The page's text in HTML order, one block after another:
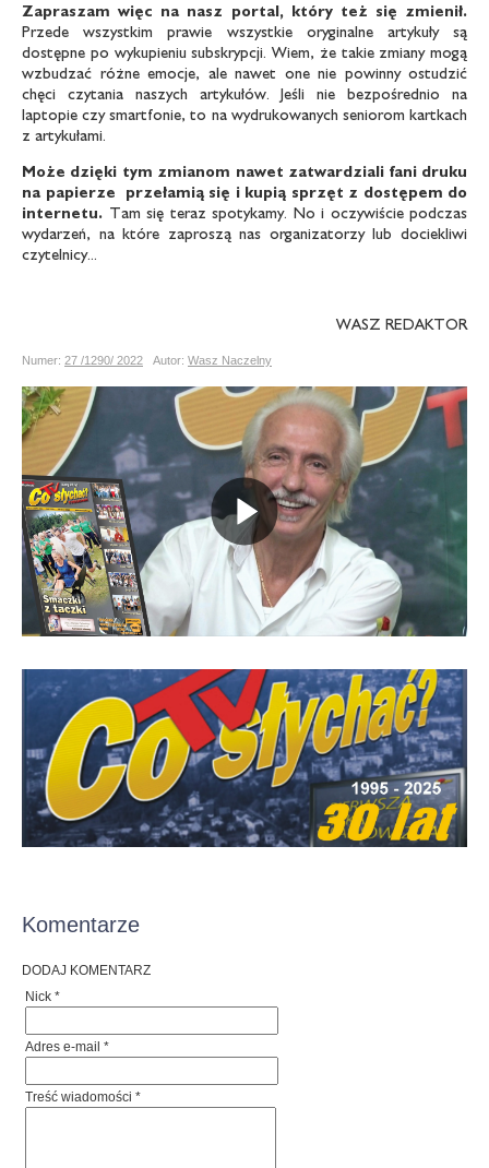
Zapraszam więc na nasz portal, który też się zmienił.
Przede wszystkim prawie wszystkie oryginalne artykuły są
dostępne po wykupieniu subskrypcji. Wiem, że takie zmiany mogą
wzbudzać różne emocje, ale nawet one nie powinny ostudzić
chęci czytania naszych artykułów. Jeśli nie bezpośrednio na
laptopie czy smartfonie, to na wydrukowanych seniorom kartkach
z artykułami.
Może dzięki tym zmianom nawet zatwardziali fani druku
na papierze przełamią się i kupią sprzęt z dostępem do
internetu. Tam się teraz spotykamy. No i oczywiście podczas
wydarzeń, na które zaproszą nas organizatorzy lub dociekliwi
czytelnicy...
WASZ REDAKTOR
Numer: 27 /1290/ 2022 Autor: Wasz Naczelny
Komentarze
DODAJ KOMENTARZ
Nick *
Adres e-mail *
Treść wiadomości *